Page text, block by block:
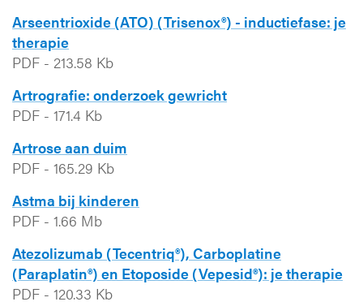
Arseentrioxide (ATO) (Trisenox®) - inductiefase: je
therapie
PDF - 213.58 Kb
Artrografie: onderzoek gewricht
PDF - 171.4 Kb
Artrose aan duim
PDF - 165.29 Kb
Astma bij kinderen
PDF - 1.66 Mb
Atezolizumab (Tecentriq®), Carboplatine
(Paraplatin®) en Etoposide (Vepesid®): je therapie
PDF - 120.33 Kb